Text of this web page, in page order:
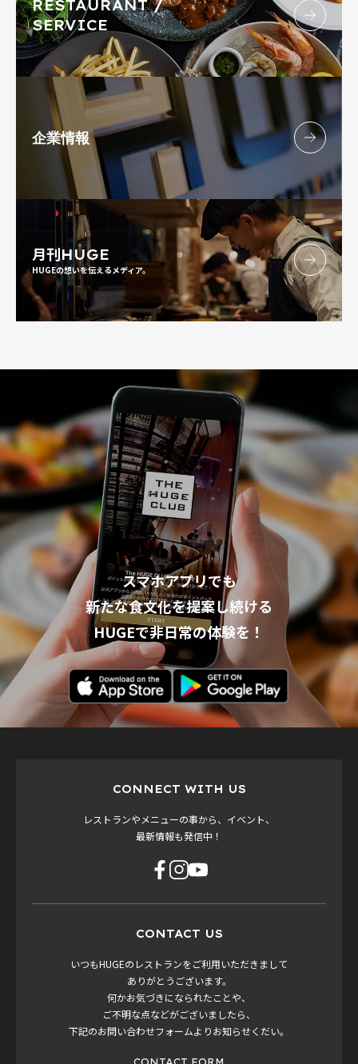
RESTAURANT /
SERVICE
企業情報
月刊HUGE
HUGEの想いを伝えるメディア。
スマホアプリでも
新たな食文化を提案し続ける
HUGEで非日常の体験を！
CONNECT WITH US
レストランやメニューの事から、イベント、
最新情報も発信中！
CONTACT US
いつもHUGEのレストランをご利用いただきまして
ありがとうございます。
何かお気づきになられたことや、
ご不明な点などがございましたら、
下記のお問い合わせフォームよりお知らせくだい。